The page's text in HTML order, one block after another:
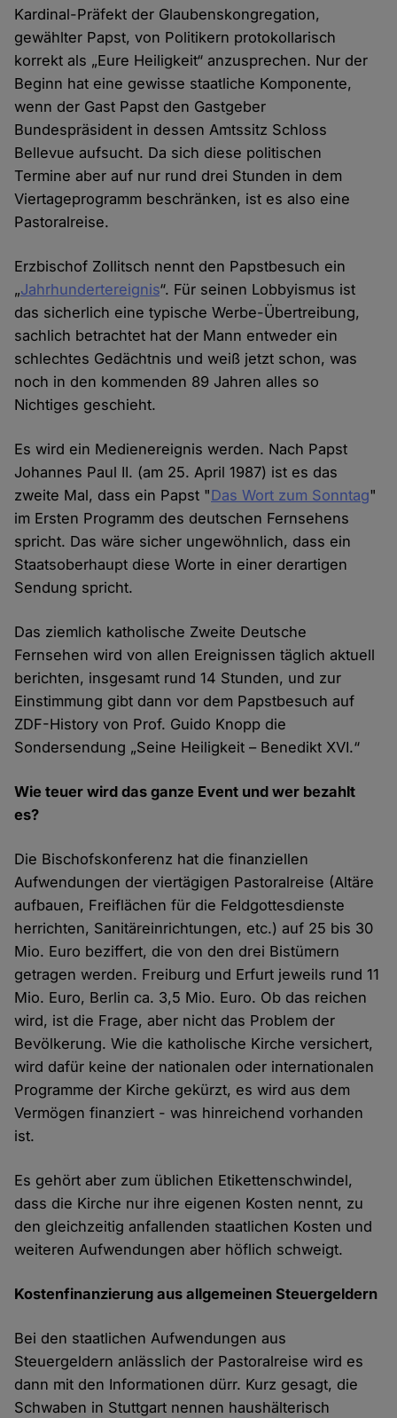
Kardinal-Präfekt der Glaubenskongregation,
gewählter Papst, von Politikern protokollarisch
korrekt als „Eure Heiligkeit“ anzusprechen. Nur der
Beginn hat eine gewisse staatliche Komponente,
wenn der Gast Papst den Gastgeber
Bundespräsident in dessen Amtssitz Schloss
Bellevue aufsucht. Da sich diese politischen
Termine aber auf nur rund drei Stunden in dem
Viertageprogramm beschränken, ist es also eine
Pastoralreise.
Erzbischof Zollitsch nennt den Papstbesuch ein
„Jahrhundertereignis“. Für seinen Lobbyismus ist
das sicherlich eine typische Werbe-Übertreibung,
sachlich betrachtet hat der Mann entweder ein
schlechtes Gedächtnis und weiß jetzt schon, was
noch in den kommenden 89 Jahren alles so
Nichtiges geschieht.
Es wird ein Medienereignis werden. Nach Papst
Johannes Paul II. (am 25. April 1987) ist es das
zweite Mal, dass ein Papst "Das Wort zum Sonntag"
im Ersten Programm des deutschen Fernsehens
spricht. Das wäre sicher ungewöhnlich, dass ein
Staatsoberhaupt diese Worte in einer derartigen
Sendung spricht.
Das ziemlich katholische Zweite Deutsche
Fernsehen wird von allen Ereignissen täglich aktuell
berichten, insgesamt rund 14 Stunden, und zur
Einstimmung gibt dann vor dem Papstbesuch auf
ZDF-History von Prof. Guido Knopp die
Sondersendung „Seine Heiligkeit – Benedikt XVI.“
Wie teuer wird das ganze Event und wer bezahlt
es?
Die Bischofskonferenz hat die finanziellen
Aufwendungen der viertägigen Pastoralreise (Altäre
aufbauen, Freiflächen für die Feldgottesdienste
herrichten, Sanitäreinrichtungen, etc.) auf 25 bis 30
Mio. Euro beziffert, die von den drei Bistümern
getragen werden. Freiburg und Erfurt jeweils rund 11
Mio. Euro, Berlin ca. 3,5 Mio. Euro. Ob das reichen
wird, ist die Frage, aber nicht das Problem der
Bevölkerung. Wie die katholische Kirche versichert,
wird dafür keine der nationalen oder internationalen
Programme der Kirche gekürzt, es wird aus dem
Vermögen finanziert - was hinreichend vorhanden
ist.
Es gehört aber zum üblichen Etikettenschwindel,
dass die Kirche nur ihre eigenen Kosten nennt, zu
den gleichzeitig anfallenden staatlichen Kosten und
weiteren Aufwendungen aber höflich schweigt.
Kostenfinanzierung aus allgemeinen Steuergeldern
Bei den staatlichen Aufwendungen aus
Steuergeldern anlässlich der Pastoralreise wird es
dann mit den Informationen dürr. Kurz gesagt, die
Schwaben in Stuttgart nennen haushälterisch